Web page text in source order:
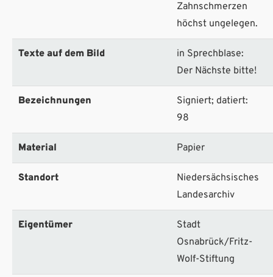
Zahnschmerzen
höchst ungelegen.
Texte auf dem Bild
in Sprechblase:
Der Nächste bitte!
Bezeichnungen
Signiert; datiert:
98
Material Papier
Standort
Niedersächsisches
Landesarchiv
Eigentümer
Stadt
Osnabrück/Fritz-
Wolf-Stiftung